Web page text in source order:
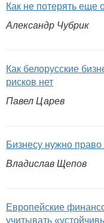
Как не потерять еще
Александр Чубрик
Как белорусские
рисков нет
Павел Царев
Бизнесу нужно право
Владислав Щепов
Европейские
учитывать